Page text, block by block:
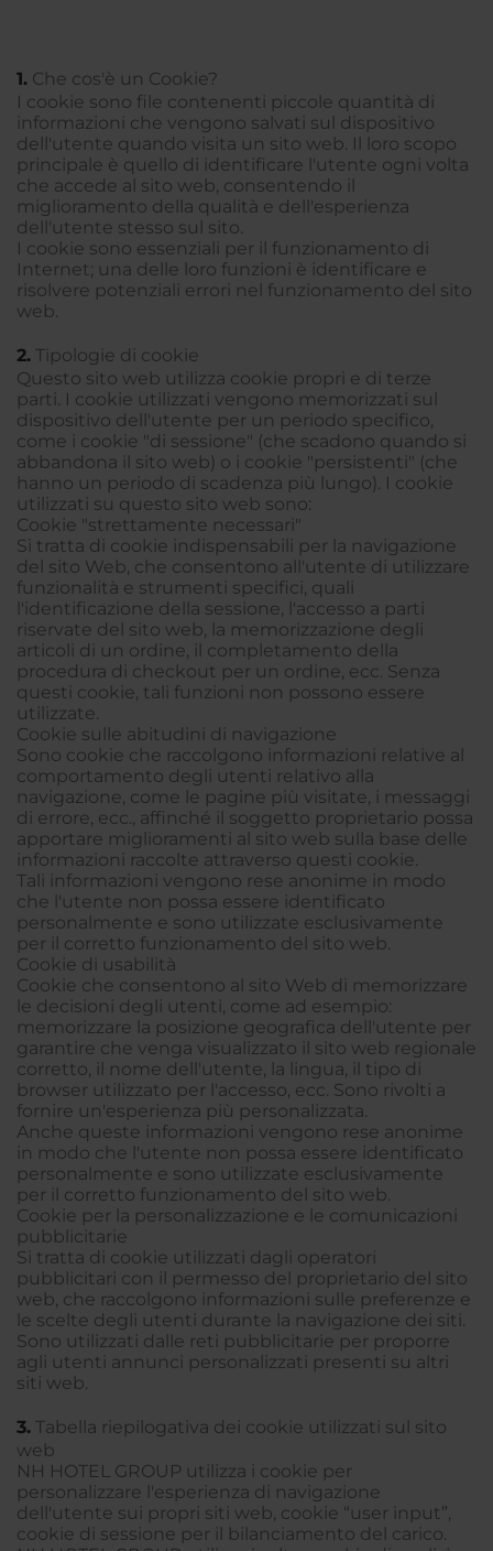
1. Che cos'è un Cookie?
I cookie sono file contenenti piccole quantità di
informazioni che vengono salvati sul dispositivo
dell'utente quando visita un sito web. Il loro scopo
principale è quello di identificare l'utente ogni volta
che accede al sito web, consentendo il
miglioramento della qualità e dell'esperienza
dell'utente stesso sul sito.
I cookie sono essenziali per il funzionamento di
Internet; una delle loro funzioni è identificare e
risolvere potenziali errori nel funzionamento del sito
web.
2. Tipologie di cookie
Questo sito web utilizza cookie propri e di terze
parti. I cookie utilizzati vengono memorizzati sul
dispositivo dell'utente per un periodo specifico,
come i cookie "di sessione" (che scadono quando si
abbandona il sito web) o i cookie "persistenti" (che
hanno un periodo di scadenza più lungo). I cookie
utilizzati su questo sito web sono:
Cookie "strettamente necessari"
Si tratta di cookie indispensabili per la navigazione
del sito Web, che consentono all'utente di utilizzare
funzionalità e strumenti specifici, quali
l'identificazione della sessione, l'accesso a parti
riservate del sito web, la memorizzazione degli
articoli di un ordine, il completamento della
procedura di checkout per un ordine, ecc. Senza
questi cookie, tali funzioni non possono essere
utilizzate.
Cookie sulle abitudini di navigazione
Sono cookie che raccolgono informazioni relative al
comportamento degli utenti relativo alla
navigazione, come le pagine più visitate, i messaggi
di errore, ecc., affinché il soggetto proprietario possa
apportare miglioramenti al sito web sulla base delle
informazioni raccolte attraverso questi cookie.
Tali informazioni vengono rese anonime in modo
che l'utente non possa essere identificato
personalmente e sono utilizzate esclusivamente
per il corretto funzionamento del sito web.
Cookie di usabilità
Cookie che consentono al sito Web di memorizzare
le decisioni degli utenti, come ad esempio:
memorizzare la posizione geografica dell'utente per
garantire che venga visualizzato il sito web regionale
corretto, il nome dell'utente, la lingua, il tipo di
browser utilizzato per l'accesso, ecc. Sono rivolti a
fornire un'esperienza più personalizzata.
Anche queste informazioni vengono rese anonime
in modo che l'utente non possa essere identificato
personalmente e sono utilizzate esclusivamente
per il corretto funzionamento del sito web.
Cookie per la personalizzazione e le comunicazioni
pubblicitarie
Si tratta di cookie utilizzati dagli operatori
pubblicitari con il permesso del proprietario del sito
web, che raccolgono informazioni sulle preferenze e
le scelte degli utenti durante la navigazione dei siti.
Sono utilizzati dalle reti pubblicitarie per proporre
agli utenti annunci personalizzati presenti su altri
siti web.
3. Tabella riepilogativa dei cookie utilizzati sul sito
web
NH HOTEL GROUP utilizza i cookie per
personalizzare l'esperienza di navigazione
dell'utente sui propri siti web, cookie “user input”,
cookie di sessione per il bilanciamento del carico.